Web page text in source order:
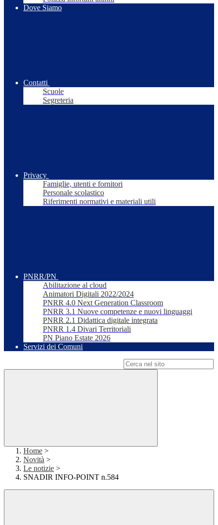
Dove Siamo
Contatti
Scuole
Segreteria
Privacy
Famiglie, utenti e fornitori
Personale scolastico
Riferimenti normativi e materiali utili
PNRR/PN
Abilitazione al cloud
Animatori Digitali 2022/2024
PNRR 4.0 Next Generation Classroom
PNRR 3.1 Nuove competenze e nuovi linguaggi
PNRR 2.1 Didattica digitale integrata
PNRR 1.4 Divari Territoriali
PN Piano Estate 2026
Servizi dei Comuni
Home >
Novità >
Le notizie >
SNADIR INFO-POINT n.584